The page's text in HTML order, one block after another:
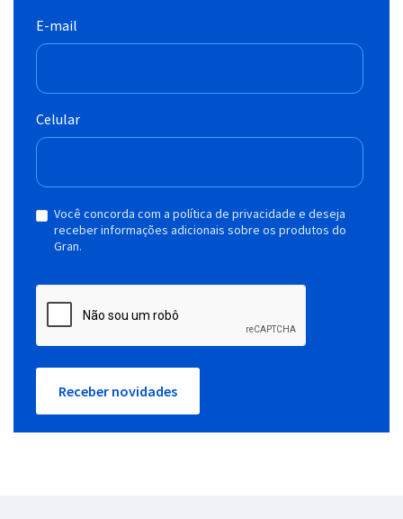
E-mail
Celular
Você concorda com a política de privacidade e deseja
receber informações adicionais sobre os produtos do
Gran.
Receber novidades